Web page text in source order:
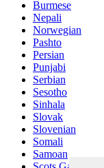
Burmese
Nepali
Norwegian
Pashto
Persian
Punjabi
Serbian
Sesotho
Sinhala
Slovak
Slovenian
Somali
Samoan